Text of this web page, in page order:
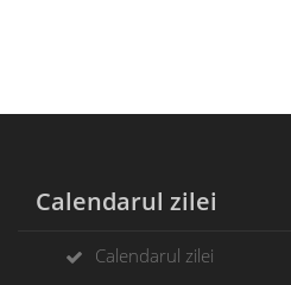
Calendarul zilei
Calendarul zilei